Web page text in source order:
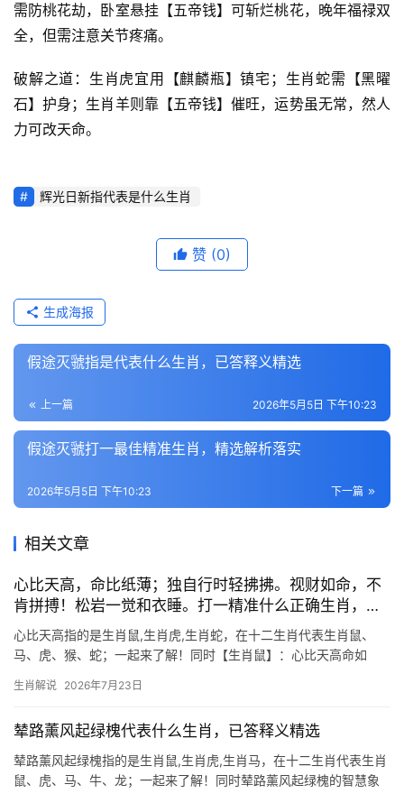
需防桃花劫，卧室悬挂【五帝钱】可斩烂桃花，晚年福禄双
全，但需注意关节疼痛。
破解之道：生肖虎宜用【麒麟瓶】镇宅；生肖蛇需【黑曜
石】护身；生肖羊则靠【五帝钱】催旺，运势虽无常，然人
力可改天命。
辉光日新指代表是什么生肖
赞 (0)
生成海报
假途灭虢指是代表什么生肖，已答释义精选
上一篇 2026年5月5日 下午10:23
假途灭虢打一最佳精准生肖，精选解析落实
下一篇
2026年5月5日 下午10:23
相关文章
心比天高，命比纸薄；独自行时轻拂拂。视财如命，不
肯拼搏！松岩一觉和衣睡。打一精准什么正确生肖，答
案精准解析
心比天高指的是生肖鼠,生肖虎,生肖蛇，在十二生肖代表生肖鼠、
马、虎、猴、蛇；一起来了解！同时【生肖鼠】：心比天高命如
此生肖天生聪慧，野心勃勃，然时运不济者十之八九，2026年对生
生肖解说 2026年7月23日
辇路薰风起绿槐代表什么生肖，已答释义精选
辇路薰风起绿槐指的是生肖鼠,生肖虎,生肖马，在十二生肖代表生肖
鼠、虎、马、牛、龙；一起来了解！同时辇路薰风起绿槐的智慧象